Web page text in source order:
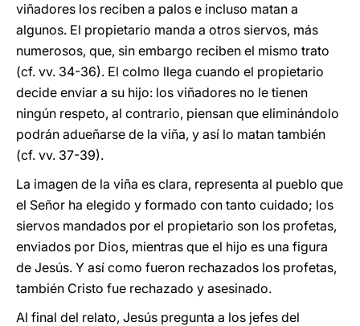
viñadores los reciben a palos e incluso matan a
algunos. El propietario manda a otros siervos, más
numerosos, que, sin embargo reciben el mismo trato
(cf. vv. 34-36). El colmo llega cuando el propietario
decide enviar a su hijo: los viñadores no le tienen
ningún respeto, al contrario, piensan que eliminándolo
podrán adueñarse de la viña, y así lo matan también
(cf. vv. 37-39).
La imagen de la viña es clara, representa al pueblo que
el Señor ha elegido y formado con tanto cuidado; los
siervos mandados por el propietario son los profetas,
enviados por Dios, mientras que el hijo es una figura
de Jesús. Y así como fueron rechazados los profetas,
también Cristo fue rechazado y asesinado.
Al final del relato, Jesús pregunta a los jefes del